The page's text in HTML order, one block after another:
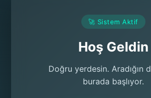
🚀 Sistem Aktif
Hoş Geldin
Doğru yerdesin. Aradığın
burada başlıyor.